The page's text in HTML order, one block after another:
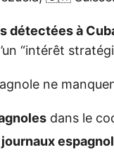
à
“intérêt
ne
dans le
journaux